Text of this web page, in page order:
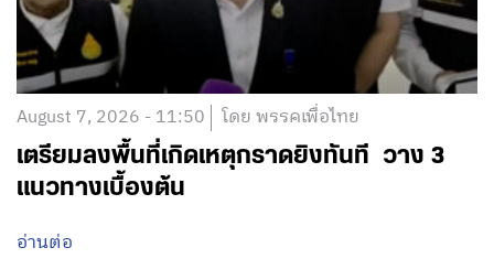
August 7, 2026 - 11:50 โดย พรรคเพื่อไทย
เตรียมลงพื้นที่เกิดเหตุกราดยิงทันที วาง 3
แนวทางเบื้องต้น
อ่านต่อ